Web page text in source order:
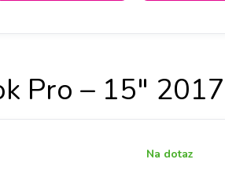
Pro – 15"
Na dotaz